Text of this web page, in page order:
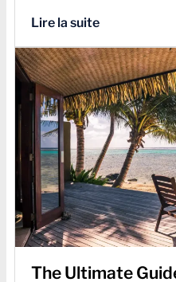
Lire la suite
The Ultimate